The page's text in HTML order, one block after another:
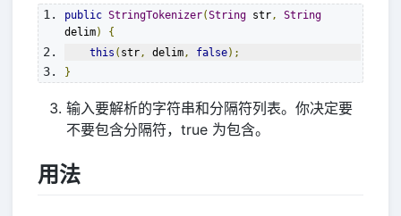
public StringTokenizer(String str,
String
delim)
{
this ( str , delim , false);
}
输入要解析的字符串和分隔符列表。你决定要
不要包含分隔符，true 为包含。
用法